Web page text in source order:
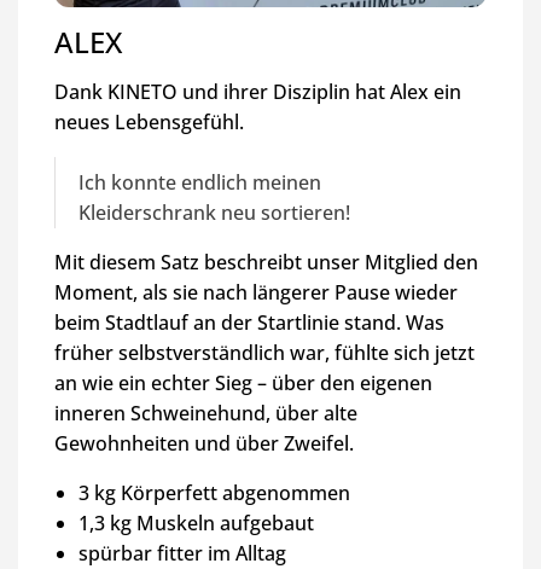
ALEX
Dank KINETO und ihrer Disziplin hat Alex ein
neues Lebensgefühl.
Ich konnte endlich meinen
Kleiderschrank neu sortieren!
Mit diesem Satz beschreibt unser Mitglied den
Moment, als sie nach längerer Pause wieder
beim Stadtlauf an der Startlinie stand. Was
früher selbstverständlich war, fühlte sich jetzt
an wie ein echter Sieg – über den eigenen
inneren Schweinehund, über alte
Gewohnheiten und über Zweifel.
3 kg Körperfett abgenommen
1,3 kg Muskeln aufgebaut
spürbar fitter im Alltag